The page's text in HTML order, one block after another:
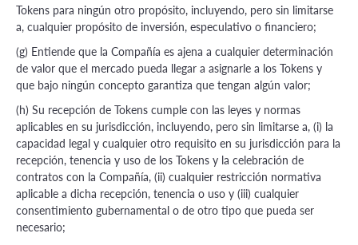
Tokens para ningún otro propósito, incluyendo, pero sin limitarse
a, cualquier propósito de inversión, especulativo o financiero;
(g) Entiende que la Compañía es ajena a cualquier determinación
de valor que el mercado pueda llegar a asignarle a los Tokens y
que bajo ningún concepto garantiza que tengan algún valor;
(h) Su recepción de Tokens cumple con las leyes y normas
aplicables en su jurisdicción, incluyendo, pero sin limitarse a, (i) la
capacidad legal y cualquier otro requisito en su jurisdicción para la
recepción, tenencia y uso de los Tokens y la celebración de
contratos con la Compañía, (ii) cualquier restricción normativa
aplicable a dicha recepción, tenencia o uso y (iii) cualquier
consentimiento gubernamental o de otro tipo que pueda ser
necesario;